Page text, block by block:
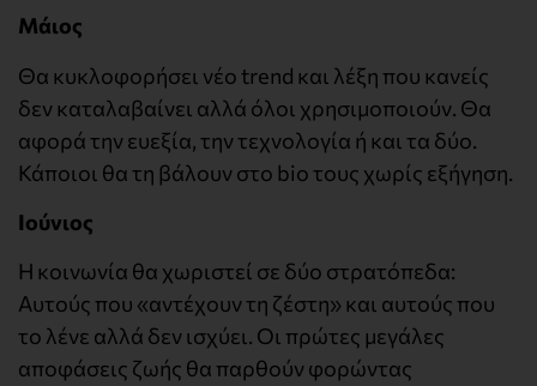
Μάιος
Θα κυκλοφορήσει νέο trend και λέξη που κανείς
δεν καταλαβαίνει αλλά όλοι χρησιμοποιούν. Θα
αφορά την ευεξία, την τεχνολογία ή και τα δύο.
Κάποιοι θα τη βάλουν στο bio τους χωρίς εξήγηση.
Ιούνιος
Η κοινωνία θα χωριστεί σε δύο στρατόπεδα:
Αυτούς που «αντέχουν τη ζέστη» και αυτούς που
το λένε αλλά δεν ισχύει. Οι πρώτες μεγάλες
αποφάσεις ζωής θα παρθούν φορώντας